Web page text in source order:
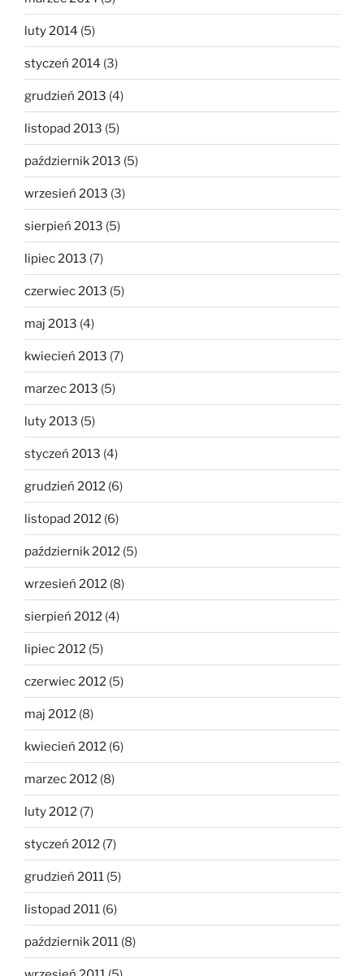
luty 2014 (5)
styczeń 2014 (3)
grudzień 2013 (4)
listopad 2013 (5)
październik 2013 (5)
wrzesień 2013 (3)
sierpień 2013 (5)
lipiec 2013 (7)
czerwiec 2013 (5)
maj 2013 (4)
kwiecień 2013 (7)
marzec 2013 (5)
luty 2013 (5)
styczeń 2013 (4)
grudzień 2012 (6)
listopad 2012 (6)
październik 2012 (5)
wrzesień 2012 (8)
sierpień 2012 (4)
lipiec 2012 (5)
czerwiec 2012 (5)
maj 2012 (8)
kwiecień 2012 (6)
marzec 2012 (8)
luty 2012 (7)
styczeń 2012 (7)
grudzień 2011 (5)
listopad 2011 (6)
październik 2011 (8)